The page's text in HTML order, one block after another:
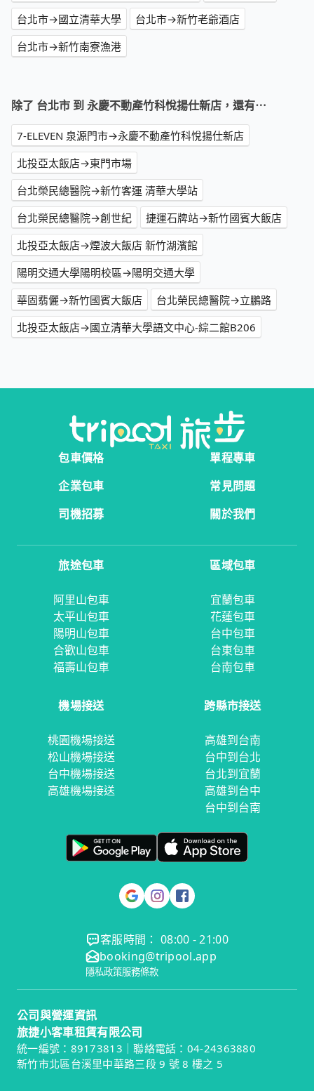
台北市→國立清華大學
台北市→新竹老爺酒店
台北市→新竹南寮漁港
除了 台北市 到 永慶不動產竹科悅揚仕新店，還有⋯
7-ELEVEN 泉源門市→永慶不動產竹科悅揚仕新店
北投亞太飯店→東門市場
台北榮民總醫院→新竹客運 清華大學站
台北榮民總醫院→創世紀
捷運石牌站→新竹國賓大飯店
北投亞太飯店→煙波大飯店 新竹湖濱館
陽明交通大學陽明校區→陽明交通大學
華固翡儷→新竹國賓大飯店
台北榮民總醫院→立鵬路
北投亞太飯店→國立清華大學語文中心-綜二館B206
包車價格
單程專車
企業包車
常見問題
司機招募
關於我們
旅途包車
阿里山包車
太平山包車
陽明山包車
合歡山包車
福壽山包車
區域包車
宜蘭包車
花蓮包車
台中包車
台東包車
台南包車
機場接送
桃園機場接送
松山機場接送
台中機場接送
高雄機場接送
跨縣市接送
高雄到台南
台中到台北
台北到宜蘭
高雄到台中
台中到台南
客服時間： 08:00 - 21:00
booking@tripool.app
隱私政策服務條款
公司與營運資訊
旅捷小客車租賃有限公司
統一編號：89173813｜聯絡電話：04-24363880
新竹市北區台溪里中華路三段 9 號 8 樓之 5